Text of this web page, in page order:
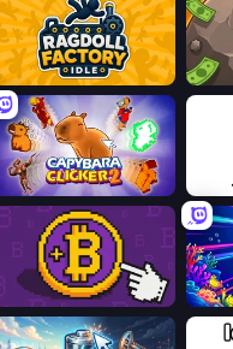
Ragdoll Factory Idle Mine
Capybara Clicker 2
Money Maker Fish